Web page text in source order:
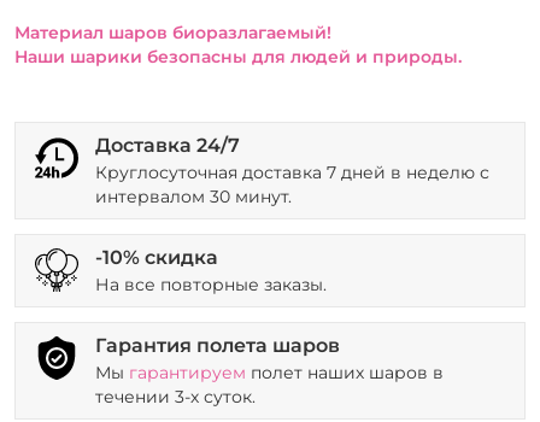
Материал шаров биоразлагаемый!
Наши шарики безопасны для людей и природы.
Доставка 24/7
Круглосуточная доставка 7 дней в неделю с
интервалом 30 минут.
-10% скидка
На все повторные заказы.
Гарантия полета шаров
Мы гарантируем полет наших шаров в
течении 3-х суток.